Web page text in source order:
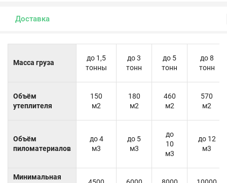
Доставка
Масса груза
до 1,5
тонны
до 3
тонн
до 5
тонн
до 8
тонн
Объём
утеплителя
150
м2
180
м2
460
м2
570
м2
Объём
пиломатериалов
до 4
м3
до 5
м3
до
10
м3
до 12
м3
Минимальная